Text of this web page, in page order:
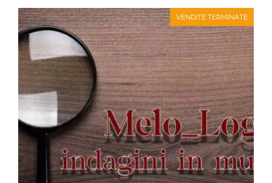
VENDITE TERMINATE